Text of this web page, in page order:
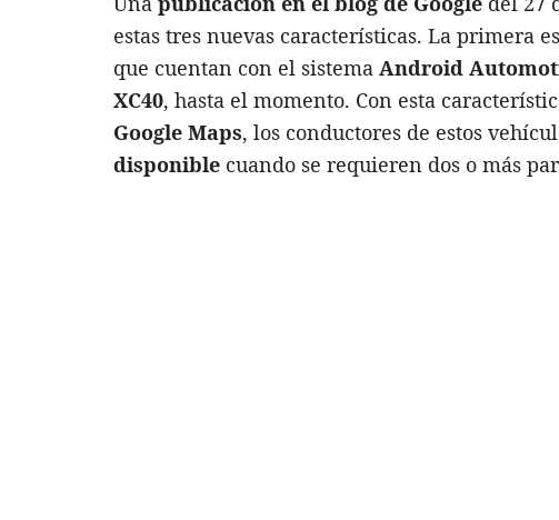
estas tres nuevas características. La primera
que cuentan con el sistema Android
XC40, hasta el momento. Con esta
Google Maps, los conductores de estos
disponible cuando se requieren dos o más